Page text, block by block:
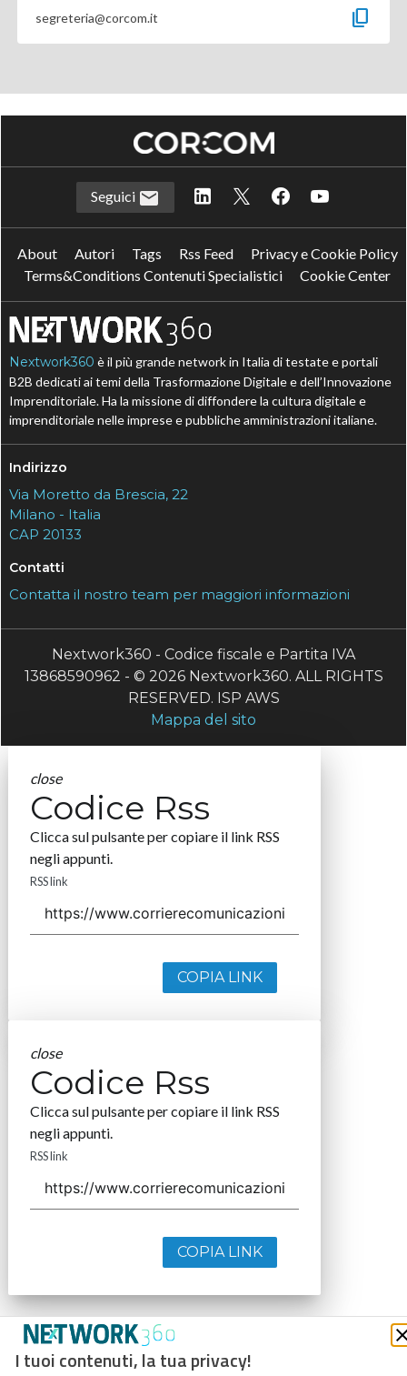
segreteria@corcom.it content_copy
I tuoi contenuti, la tua privacy!
Seguici
About Autori Tags Rss Feed
Privacy e Cookie Policy
Terms&Conditions Contenuti Specialistici
Cookie Center
Nextwork360 è il più grande network in Italia di testate e portali
B2B dedicati ai temi della Trasformazione Digitale e dell’Innovazione
Imprenditoriale. Ha la missione di diffondere la cultura digitale e
imprenditoriale nelle imprese e pubbliche amministrazioni italiane.
Indirizzo
Via Moretto da Brescia, 22
Milano - Italia
CAP 20133
Contatti
Contatta il nostro team per maggiori informazioni
Nextwork360 - Codice fiscale e Partita IVA
13868590962 - © 2026 Nextwork360. ALL RIGHTS
RESERVED. ISP AWS
Mappa del sito
close
Codice Rss
Clicca sul pulsante per copiare il link RSS
negli appunti.
RSS link
COPIA LINK
close
Codice Rss
Clicca sul pulsante per copiare il link RSS
negli appunti.
RSS link
COPIA LINK